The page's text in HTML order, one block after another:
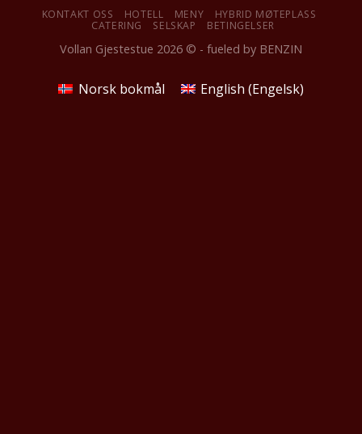
KONTAKT OSS HOTELL MENY
HYBRID MØTEPLASS
CATERING
SELSKAP BETINGELSER
Vollan Gjestestue 2026 © - fueled by BENZIN
Norsk bokmål English (Engelsk)